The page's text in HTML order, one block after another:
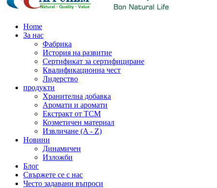
Home
За нас
Фабрика
История на развитие
Сертификат за сертифициране
Квалификационна чест
Лидерство
продукти
Хранителна добавка
Аромати и аромати
Екстракт от TCM
Козметичен материал
Извличане (A - Z)
Новини
Динамичен
Изложби
Блог
Свържете се с нас
Често задавани въпроси